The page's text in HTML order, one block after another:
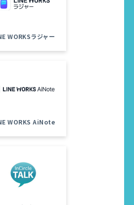
WORKSラジャー
WORKS AiNote